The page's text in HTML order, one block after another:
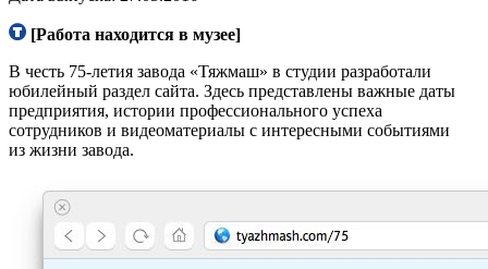
[Работа находится в музее]
В честь 75-летия завода «Тяжмаш» в студии разработали
юбилейный раздел сайта. Здесь представлены важные даты
предприятия, истории профессионального успеха
сотрудников и видеоматериалы с интересными событиями
из жизни завода.